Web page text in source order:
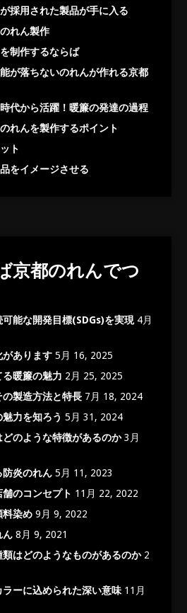
採用された製品が手に入る
れん製作
制作するならば
が落ちないのれんが作れる京都
代から活躍！暖簾の発達の過程
れんを製作するポイント
ト
をイメージさせる
京都のれんでつ
能な開発目標(SDGs)を実現 4月
あります 5月 16, 2025
暖簾の魅力 2月 25, 2025
製造方法と特長 7月 18, 2024
力を知ろう 5月 31, 2024
のような特徴があるのか 3月
防炎のれん 5月 11, 2023
のコンセプト 11月 22, 2022
料染め 9月 9, 2022
ん 8月 9, 2021
はどのようなものがあるのか 2
ーに込められた深い意味 11月